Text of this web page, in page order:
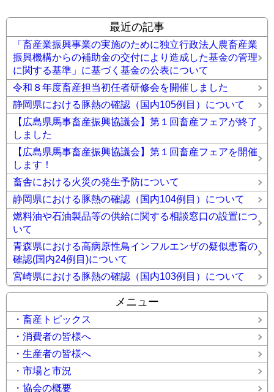
最近の記事
「畜産業振興事業の実施のために独立行政法人農畜産業
振興機構からの補助金の交付により造成した基金の管理
に関する基準」に基づく基金の公表について
令和８年度畜産担当初任者研修会を開催しました
静岡県における豚熱の確認（国内105例目）について
【広島県馬事畜産振興協議会】第１回畜産フェアが終了
しました
【広島県馬事畜産振興協議会】第１回畜産フェアを開催
します！
畜舎における火災の発生予防について
静岡県における豚熱の確認（国内104例目）について
燃料油や石油製品等の供給に関する相談窓口の設置につ
いて
青森県における高病原性鳥インフルエンザの疑似患畜の
確認(国内24例目)について
宮崎県における豚熱の確認（国内103例目）について
メニュー
・畜産トピックス
・消費者の皆様へ
・生産者の皆様へ
・市場と市況
・協会の概要